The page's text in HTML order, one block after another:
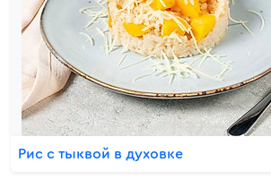
Рис с тыквой в духовке